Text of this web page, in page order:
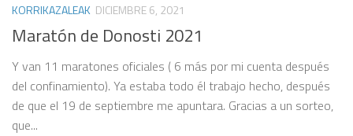
KORRIKAZALEAK DICIEMBRE 6, 2021
Maratón de Donosti 2021
Y van 11 maratones oficiales ( 6 más por mi cuenta después
del confinamiento). Ya estaba todo él trabajo hecho, después
de que el 19 de septiembre me apuntara. Gracias a un sorteo,
que...